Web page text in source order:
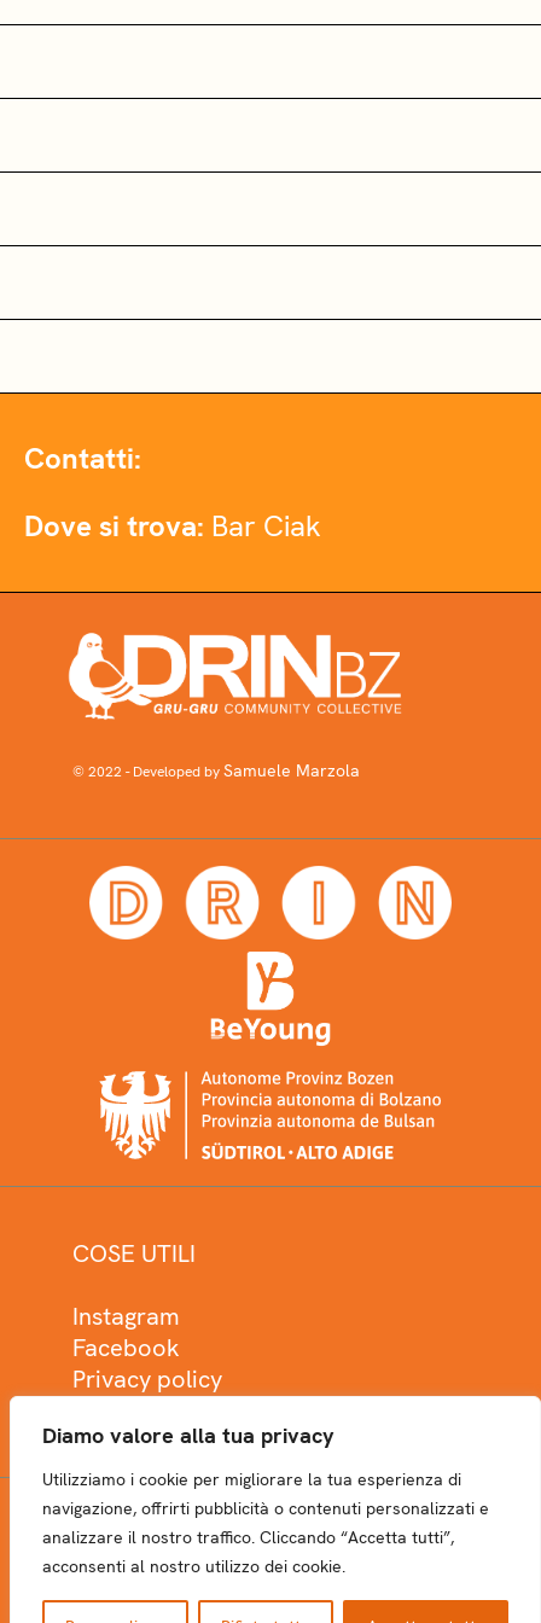
Diamo valore alla tua privacy
Utilizziamo i cookie per migliorare la tua esperienza di
navigazione, offrirti pubblicità o contenuti personalizzati e
analizzare il nostro traffico. Cliccando “Accetta tutti”,
acconsenti al nostro utilizzo dei cookie.
Contatti:
Dove si trova: Bar Ciak
© 2022 - Developed bySamuele Marzola
COSE UTILI
Instagram
Facebook
Privacy policy
NEWSLETTER